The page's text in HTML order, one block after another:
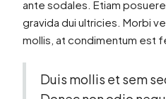
ante sodales. Etiam
gravida dui ultricies. Morbi
mollis, at condimentum est
Duis mollis et sem